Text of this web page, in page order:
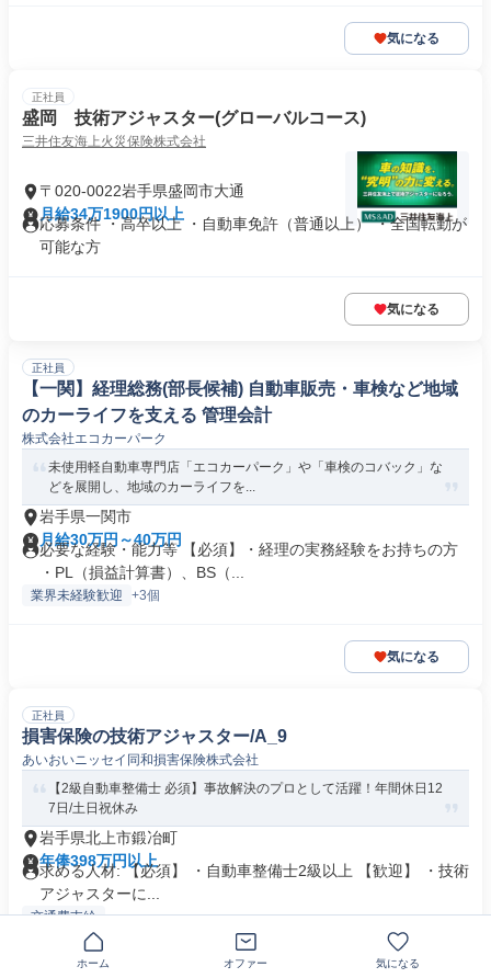
気になる
正社員
盛岡 技術アジャスター(グローバルコース)
三井住友海上火災保険株式会社
〒020-0022岩手県盛岡市大通
月給34万1900円以上
応募条件 ・高卒以上 ・自動車免許（普通以上） ・全国転勤が
可能な方
気になる
正社員
【一関】経理総務(部長候補) 自動車販売・車検など地域
のカーライフを支える 管理会計
株式会社エコカーパーク
未使用軽自動車専門店「エコカーパーク」や「車検のコバック」な
どを展開し、地域のカーライフを...
岩手県一関市
月給30万円～40万円
必要な経験・能力等 【必須】・経理の実務経験をお持ちの方
・PL（損益計算書）、BS（...
業界未経験歓迎 +3個
気になる
正社員
損害保険の技術アジャスター/A_9
あいおいニッセイ同和損害保険株式会社
【2級自動車整備士 必須】事故解決のプロとして活躍！年間休日12
7日/土日祝休み
岩手県北上市鍛冶町
年俸398万円以上
求める人材: 【必須】 ・自動車整備士2級以上 【歓迎】 ・技術
アジャスターに...
交通費支給
ホーム オファー 気になる